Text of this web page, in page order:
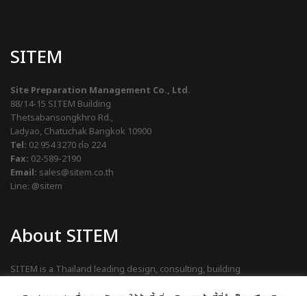
SITEM
Site Preparation Management Co., Ltd.
88/14-15 SITEM Building
Thetsabansongkhro Rd.,
Ladyao, Chatuchak Bangkok 10900
Tel: 02 954 3270 ต่อ 224
Fax: 02-589-2190
Email: sales@sitem.co.th
Line: @sitem
About SITEM
SITEM is a Thailand leading design, consulting, building